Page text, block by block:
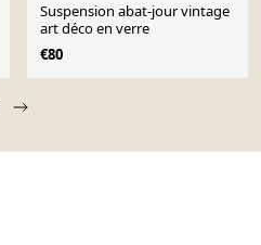
Suspension abat-jour vintage
art déco en verre
€80